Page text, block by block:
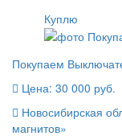
Куплю
Покупаем
Цена: 30 000 руб.
Новосибирская
магнитов»